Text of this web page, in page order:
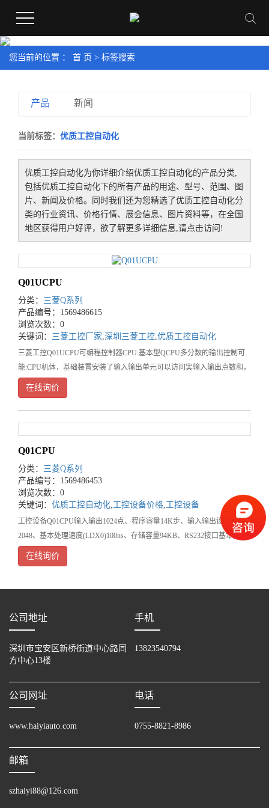
您当前的位置 ： 首 页 > 标签搜索
产品 新闻
当前标签： 优质工控自动化
优质工控自动化为你详细介绍优质工控自动化的产品分类,
包括优质工控自动化 下的所有产品的用途、型号、范围、图
片、新闻及价格。同时我们还为您精选了优质工控自动化分
类的行业资讯、价格行情、展会信息、图片资料等，在全国
地区获得用户好评，欲了解更多详细信息,请点击访问!
Q01UCPU
分类： 三菱Q系列
产品编号：1569486615
浏览次数：0
关键词： 三菱工控厂家 深圳三菱工控 优质工控自动化
三菱工控Q01UCPU可编程控制器CPU:基本型QCPU多分数的输出控制可
能:CPU机体，基础装置安装了输入输出单元可以访问実输入输出点数和，
1024点（X/Y0～3
在线询价
Q01CPU
分类： 三菱Q系列
产品编号：1569486453
浏览次数：0
关键词： 优质工控自动化 工控设备价格 工控设备
工控设备Q01CPU输入输出1024点、程序容量14K步、输入输出设备点数
2048、基本处理速度(LDX0)100ns、存储容量94KB、RS232接口基本型
QCPU是以小规模系统为对象的，最适合于简单而又紧凑的控制系统。
在线询价
公司地址
深圳市宝安区新桥街道中心路同
方中心13楼
手机
13823540794
公司网址
www.haiyiauto.com
电话
0755-8821-8986
邮箱
szhaiyi88@126.com